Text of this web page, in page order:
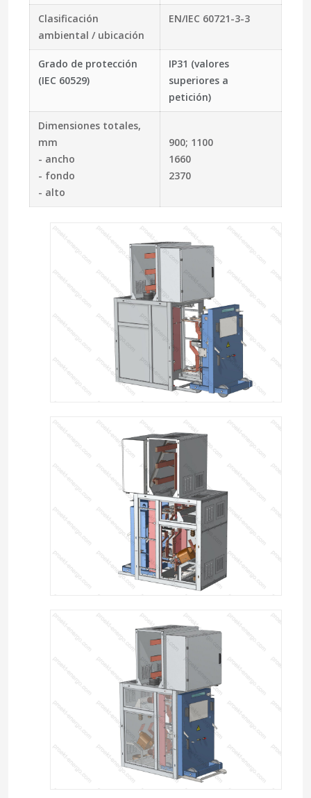
Clasificación
ambiental / ubicación
EN/IEC 60721-3-3
Grado de protección
(IEC 60529)
IP31 (valores
superiores a
petición)
Dimensiones totales,
mm
- ancho
- fondo
- alto
900; 1100
1660
2370